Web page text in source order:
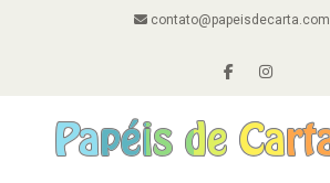
contato@papeisdecarta.com